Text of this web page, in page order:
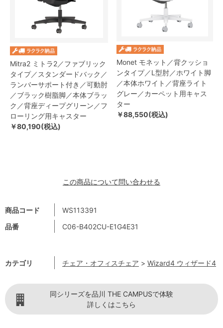
商品コード
WS113391
品番
C06-B402CU-E1G4E31
カテゴリ チェア・オフィスチェア > Wizard4 ウィザード4
Mitra2 ミトラ2／ファブリック
タイプ／スタンダードバック／
ランバーサポート付き／可動肘
／ブラック樹脂脚／本体ブラッ
ク／背座ディープグリーン／フ
ローリング用キャスター
￥80,190(税込)
Monet モネット／背クッショ
ンタイプ／L型肘／ホワイト脚
／本体ホワイト／背座ライト
グレー／カーペット用キャス
ター
￥88,550(税込)
この商品について問い合わせる
同シリーズを品川 THE CAMPUSで体験
詳しくはこちら